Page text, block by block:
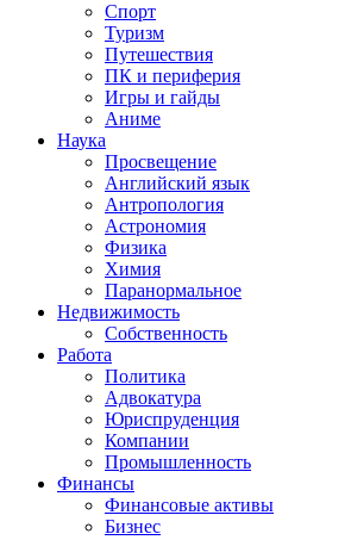
Спорт
Туризм
Путешествия
ПК и периферия
Игры и гайды
Аниме
Наука
Просвещение
Английский язык
Антропология
Астрономия
Физика
Химия
Паранормальное
Недвижимость
Собственность
Работа
Политика
Адвокатура
Юриспруденция
Компании
Промышленность
Финансы
Финансовые активы
Бизнес